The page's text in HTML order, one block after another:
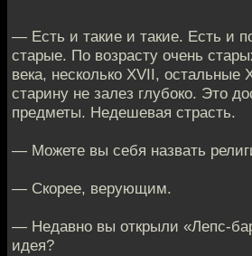
— Есть и такие и такие. Есть и
старые. По возрасту очень
века, несколько XVII, остальные
старину не залез глубоко. Это
предметы. Недешевая страсть.
— Можете вы себя назвать
— Скорее, верующим.
— Недавно вы открыли «Лепс-
идея?